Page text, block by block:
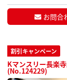
お問合
割引キャンペーン
Kマンスリー長楽
(No.124229)